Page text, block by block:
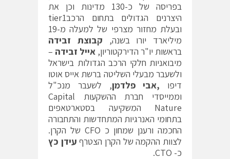
בפריסה של כ-130 מדינות וכן את
היצרנים הגדולים בתחום הרכבtier1
ובעלת מחזור מצרפי של למעלה מ-19
מיליארד יורו בשנה, קבוצת זבידה
בראשות יו"ר הדירקטוריון, אייל זבידה –
מיבואניות חלקי הרכב הגדולות בישראל
ולשעבר מבעלי השליטה ברשת אייס אוטו
דיפו ,אבי פלדמן, לשעבר מנכ"ל
וממייסדי חברת ההשקעות Capital
Nature המשקיעה בסטארטאפים
בתחומי האנרגיות המתחדשות והתחבורה
החכמה ורענן שמחון כ CFO של הקרן.
לצוות ההקמה של הקרן הצטרף עידן כץ
כ- CTO.